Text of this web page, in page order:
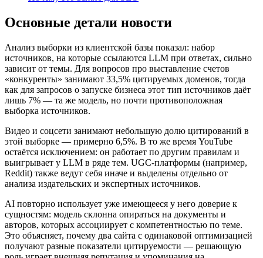
Основные детали новости
Анализ выборки из клиентской базы показал: набор
источников, на которые ссылаются LLM при ответах, сильно
зависит от темы. Для вопросов про выставление счетов
«конкуренты» занимают 33,5% цитируемых доменов, тогда
как для запросов о запуске бизнеса этот тип источников даёт
лишь 7% — та же модель, но почти противоположная
выборка источников.
Видео и соцсети занимают небольшую долю цитирований в
этой выборке — примерно 6,5%. В то же время YouTube
остаётся исключением: он работает по другим правилам и
выигрывает у LLM в ряде тем. UGC‑платформы (например,
Reddit) также ведут себя иначе и выделены отдельно от
анализа издательских и экспертных источников.
AI повторно использует уже имеющееся у него доверие к
сущностям: модель склонна опираться на документы и
авторов, которых ассоциирует с компетентностью по теме.
Это объясняет, почему два сайта с одинаковой оптимизацией
получают разные показатели цитируемости — решающую